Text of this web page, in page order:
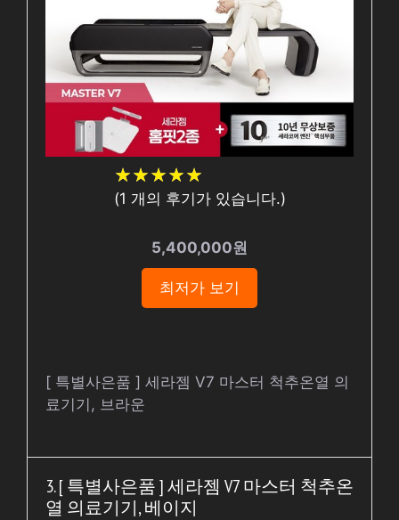
★★★★★
★★★★★
(1 개의 후기가 있습니다.)
5,400,000원
최저가 보기
[ 특별사은품 ] 세라젬 V7 마스터 척추온열 의
료기기, 브라운
3. [ 특별사은품 ] 세라젬 V7 마스터 척추온
열 의료기기, 베이지